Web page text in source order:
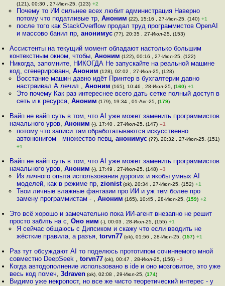
(121), 00:30 , 27-Июл-25, (123) +2
Почему то ИИ сильнее всех любит администрация Наверно
потому что податливые тр, Аноним (22), 15:16 , 27-Июл-25, (140) +1
после того как StackOverflow продал труд программистов OpenAI
и массово банил пр, анонимус(??), 20:35 , 27-Июл-25, (153)
Ассистенты на текущий момент обладают настолько большим
контекстным окном, чтобы,Аноним (122), 00:16 , 27-Июл-25, (122)
Никогда, запомните, НИКОГДА Не запускайте на реальной машине
код, сгенерированн,Аноним (128), 02:02 , 27-Июл-25, (128)
Восстание машин давно идёт Принтер в бухгалтерии давно
настраивал А лечил , Аноним (165), 10:46 , 28-Июл-25, (160) +1
Это почему Как раз интереснее всего дать сетке полный доступ в
сеть и к ресурса, Аноним (179), 19:34 , 01-Авг-25, (179)
Вайп не вайп суть в том, что AI уже может заменить программистов
начального уров,Аноним (-), 17:40 , 27-Июл-25, (147) –1
потому что записи там обработатываются искусственно
автонюнигом - множество певц, анонимус(??), 20:32 , 27-Июл-25, (151)
+1
Вайп не вайп суть в том, что AI уже может заменить программистов
начального уров,Аноним (-), 17:49 , 27-Июл-25, (148) –3
Из личного опыта использования дорогих и якобы умных AI
моделей, как в режиме пр, zionist(ok), 20:34 , 27-Июл-25, (152) +1
Твои личные влажные фантазии про ИИ и уж тем более про
замену программистам - , Аноним (165), 10:45 , 28-Июл-25, (159) +2
Это всё хорошо и замечательно пока ИИ-агент внезапно не решит
просто забить на с,Оно ним (-), 00:03 , 28-Июл-25, (155) +1
Я сейчас общаюсь с Дипсиком и скажу что если вводить не
жёсткие правила, а разъя, torvn77(ok), 01:56 , 28-Июл-25, (157) +1
Раз тут обсуждают AI то поделюсь прототипом сочиняемого мной
совместно DeepSeek ,torvn77 (ok), 00:47 , 28-Июл-25, (156) –3
Когда автодополнение использовано в ide и оно мозговитое, это уже
весь код помеч,3draven (ok), 02:08 , 29-Июл-25, (174)
Видимо уже некропост, но все же чисто теоретический интерес - у